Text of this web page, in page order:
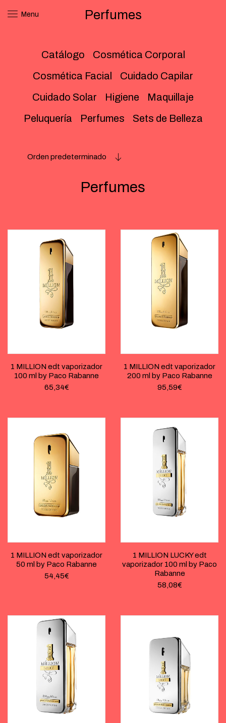
Menu Perfumes
Catálogo
Cosmética Corporal
Cosmética Facial
Cuidado Capilar
Cuidado Solar
Higiene
Maquillaje
Peluquería
Perfumes Sets de Belleza
Orden predeterminado
Perfumes
1 MILLION edt vaporizador
100 ml by Paco Rabanne
65,34€
1 MILLION edt vaporizador
200 ml by Paco Rabanne
95,59€
1 MILLION edt vaporizador
50 ml by Paco Rabanne
54,45€
1 MILLION LUCKY edt
vaporizador 100 ml by Paco
Rabanne
58,08€